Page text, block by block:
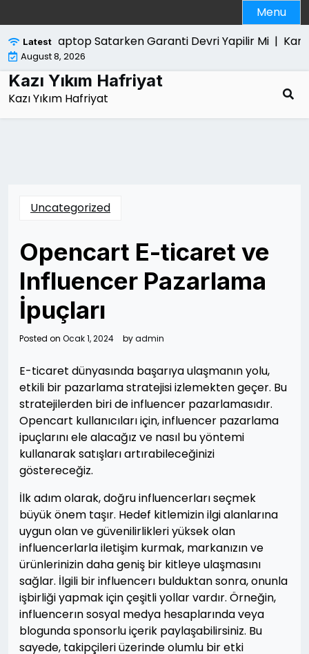
to
content
Menu
Latest
Laptop Satarken Garanti Devri Yapilir Mi |Kanun
August 8, 2026
Kazı Yıkım Hafriyat
Kazı Yıkım Hafriyat
Uncategorized
Opencart E-ticaret ve
Influencer Pazarlama
İpuçları
Posted on Ocak 1, 2024 byadmin
E-ticaret dünyasında başarıya ulaşmanın yolu,
etkili bir pazarlama stratejisi izlemekten geçer. Bu
stratejilerden biri de influencer pazarlamasıdır.
Opencart kullanıcıları için, influencer pazarlama
ipuçlarını ele alacağız ve nasıl bu yöntemi
kullanarak satışları artırabileceğinizi
göstereceğiz.
İlk adım olarak, doğru influencerları seçmek
büyük önem taşır. Hedef kitlemizin ilgi alanlarına
uygun olan ve güvenilirlikleri yüksek olan
influencerlarla iletişim kurmak, markanızın ve
ürünlerinizin daha geniş bir kitleye ulaşmasını
sağlar. İlgili bir influencerı bulduktan sonra, onunla
işbirliği yapmak için çeşitli yollar vardır. Örneğin,
influencerın sosyal medya hesaplarında veya
blogunda sponsorlu içerik paylaşabilirsiniz. Bu
sayede, takipçileri üzerinde olumlu bir etki